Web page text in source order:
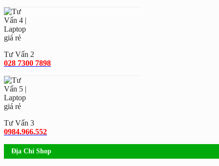
Tư Vấn 2
028 7300 7898
Tư Vấn 3
0984.966.552
Địa Chỉ Shop